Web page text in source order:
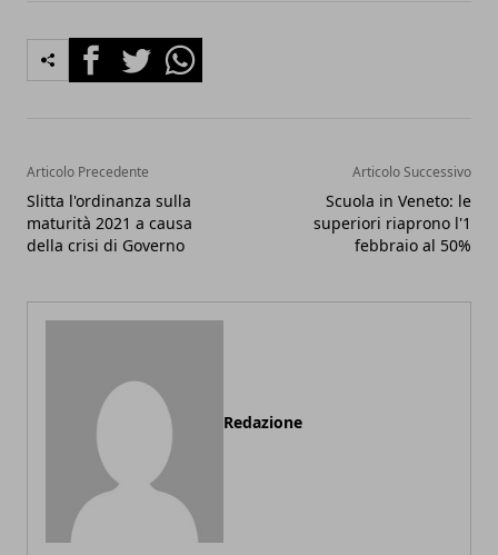
FacebookTwitterWhatsapp
Articolo Precedente
Slitta l'ordinanza sulla
maturità 2021 a causa
della crisi di Governo
Articolo Successivo
Scuola in Veneto: le
superiori riaprono l'1
febbraio al 50%
Redazione